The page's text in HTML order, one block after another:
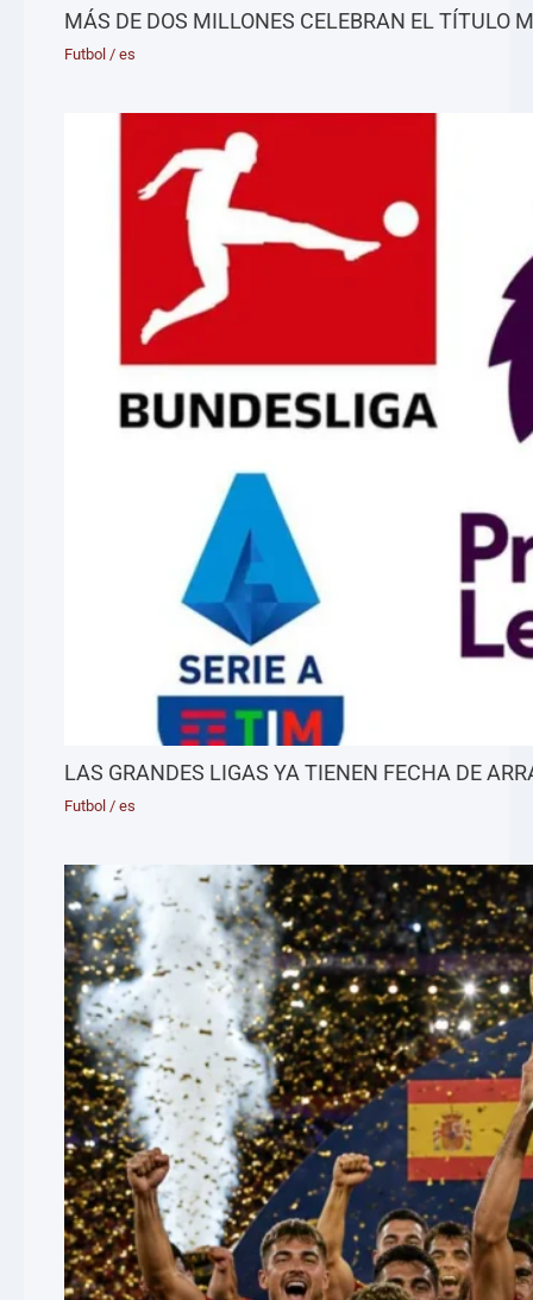
MÁS DE DOS MILLONES CELEBRAN EL TÍTULO
Futbol /es
LAS GRANDES LIGAS YA TIENEN FECHA DE
Futbol /es